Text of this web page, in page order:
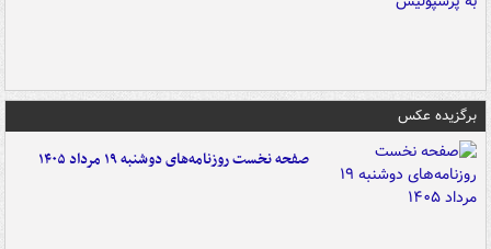
برگزیده عکس
صفحه نخست روزنامه‌های دوشنبه ۱۹ مرداد ۱۴۰۵